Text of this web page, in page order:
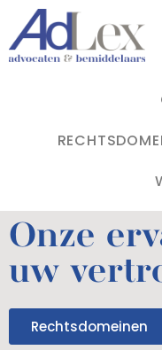
Onze
uw
Rechtsdomeinen